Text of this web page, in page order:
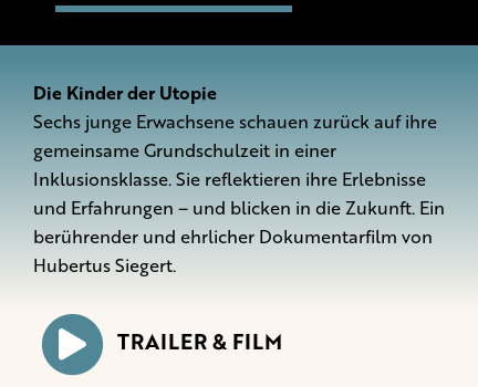
Die Kinder der Utopie
Sechs junge Erwachsene schauen zurück auf ihre
gemeinsame Grundschulzeit in einer
Inklusionsklasse. Sie reflektieren ihre Erlebnisse
und Erfahrungen – und blicken in die Zukunft. Ein
berührender und ehrlicher Dokumentarfilm von
Hubertus Siegert.
TRAILER & FILM